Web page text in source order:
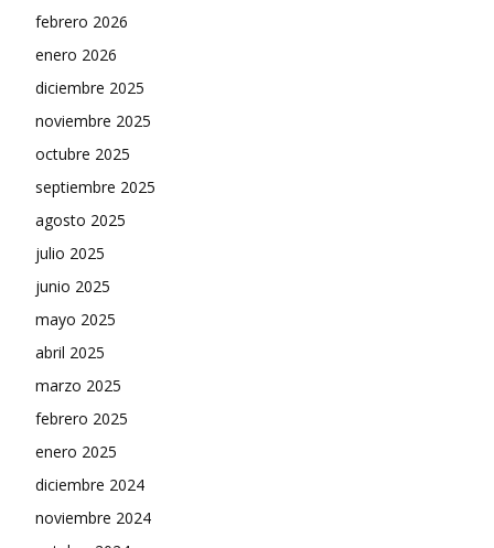
febrero 2026
enero 2026
diciembre 2025
noviembre 2025
octubre 2025
septiembre 2025
agosto 2025
julio 2025
junio 2025
mayo 2025
abril 2025
marzo 2025
febrero 2025
enero 2025
diciembre 2024
noviembre 2024